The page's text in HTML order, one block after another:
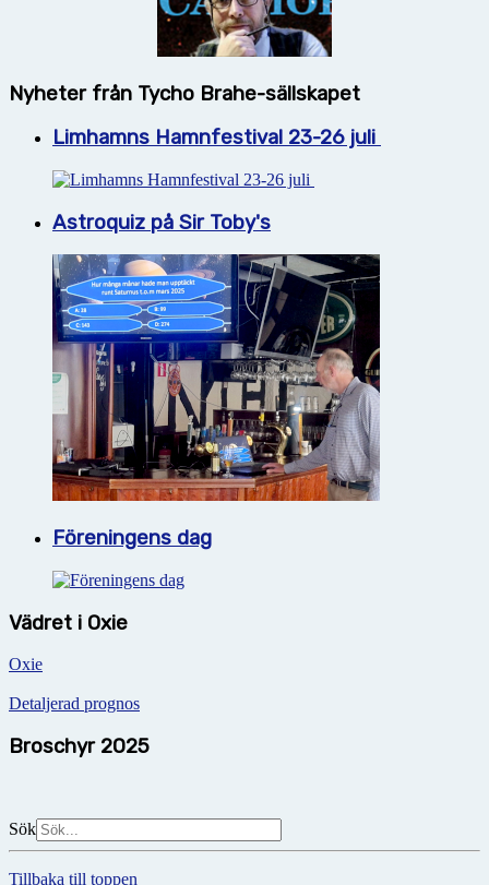
Nyheter från Tycho Brahe-sällskapet
Limhamns Hamnfestival 23-26 juli
Astroquiz på Sir Toby's
Föreningens dag
Vädret i Oxie
Oxie
Detaljerad prognos
Broschyr 2025
Sök
Tillbaka till toppen